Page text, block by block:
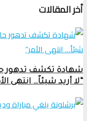
أخر المقالات
شهادة تكشف تدهور
“لا أريد شيئاً… انتهى